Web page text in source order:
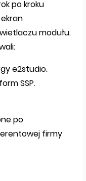
po kroku
modułu.
e2studio.
SSP.
po
firmy